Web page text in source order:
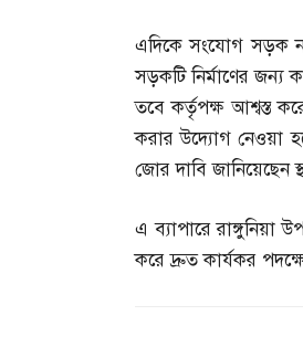
এদিকে সংযোগ সড়ক না
সড়কটি নির্মাণের জন্য
তবে কর্তৃপক্ষ আশ্বস্ত
করার উদ্যোগ নেওয়া
জোর দাবি জানিয়েছেন
এ ব্যাপারে রাঙ্গুনিয়া
করে দ্রুত কার্যকর